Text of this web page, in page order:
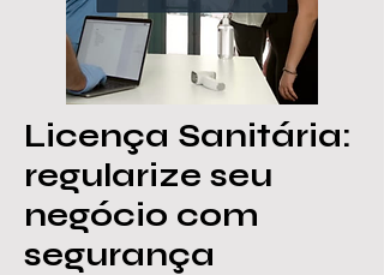
Licença Sanitária:
regularize seu
negócio com
segurança